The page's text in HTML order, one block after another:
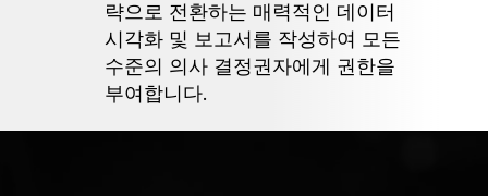
략으로 전환하는 매력적인 데이터
시각화 및 보고서를 작성하여 모든
수준의 의사 결정권자에게 권한을
부여합니다.